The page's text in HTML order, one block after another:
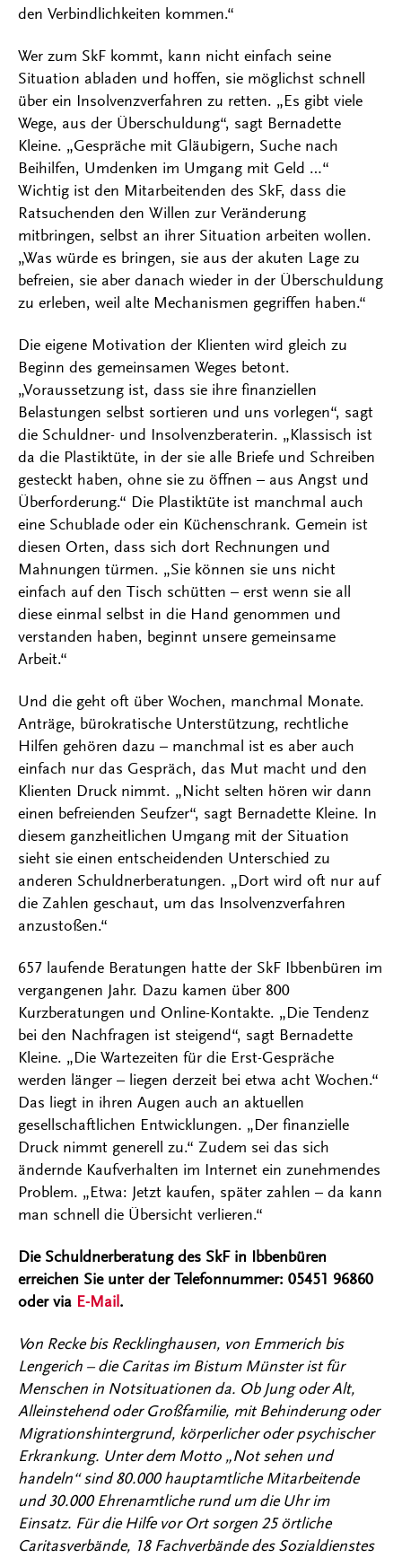
den Verbindlichkeiten kommen.“
Wer zum SkF kommt, kann nicht einfach seine
Situation abladen und hoffen, sie möglichst schnell
über ein Insolvenzverfahren zu retten. „Es gibt viele
Wege, aus der Überschuldung“, sagt Bernadette
Kleine. „Gespräche mit Gläubigern, Suche nach
Beihilfen, Umdenken im Umgang mit Geld …“
Wichtig ist den Mitarbeitenden des SkF, dass die
Ratsuchenden den Willen zur Veränderung
mitbringen, selbst an ihrer Situation arbeiten wollen.
„Was würde es bringen, sie aus der akuten Lage zu
befreien, sie aber danach wieder in der Überschuldung
zu erleben, weil alte Mechanismen gegriffen haben.“
Die eigene Motivation der Klienten wird gleich zu
Beginn des gemeinsamen Weges betont.
„Voraussetzung ist, dass sie ihre finanziellen
Belastungen selbst sortieren und uns vorlegen“, sagt
die Schuldner- und Insolvenzberaterin. „Klassisch ist
da die Plastiktüte, in der sie alle Briefe und Schreiben
gesteckt haben, ohne sie zu öffnen – aus Angst und
Überforderung.“ Die Plastiktüte ist manchmal auch
eine Schublade oder ein Küchenschrank. Gemein ist
diesen Orten, dass sich dort Rechnungen und
Mahnungen türmen. „Sie können sie uns nicht
einfach auf den Tisch schütten – erst wenn sie all
diese einmal selbst in die Hand genommen und
verstanden haben, beginnt unsere gemeinsame
Arbeit.“
Und die geht oft über Wochen, manchmal Monate.
Anträge, bürokratische Unterstützung, rechtliche
Hilfen gehören dazu – manchmal ist es aber auch
einfach nur das Gespräch, das Mut macht und den
Klienten Druck nimmt. „Nicht selten hören wir dann
einen befreienden Seufzer“, sagt Bernadette Kleine. In
diesem ganzheitlichen Umgang mit der Situation
sieht sie einen entscheidenden Unterschied zu
anderen Schuldnerberatungen. „Dort wird oft nur auf
die Zahlen geschaut, um das Insolvenzverfahren
anzustoßen.“
657 laufende Beratungen hatte der SkF Ibbenbüren im
vergangenen Jahr. Dazu kamen über 800
Kurzberatungen und Online-Kontakte. „Die Tendenz
bei den Nachfragen ist steigend“, sagt Bernadette
Kleine. „Die Wartezeiten für die Erst-Gespräche
werden länger – liegen derzeit bei etwa acht Wochen.“
Das liegt in ihren Augen auch an aktuellen
gesellschaftlichen Entwicklungen. „Der finanzielle
Druck nimmt generell zu.“ Zudem sei das sich
ändernde Kaufverhalten im Internet ein zunehmendes
Problem. „Etwa: Jetzt kaufen, später zahlen – da kann
man schnell die Übersicht verlieren.“
Die Schuldnerberatung des SkF in Ibbenbüren
erreichen Sie unter der Telefonnummer: 05451 96860
oder via E-Mail .
Von Recke bis Recklinghausen, von Emmerich bis
Lengerich – die Caritas im Bistum Münster ist für
Menschen in Notsituationen da. Ob Jung oder Alt,
Alleinstehend oder Großfamilie, mit Behinderung oder
Migrationshintergrund, körperlicher oder psychischer
Erkrankung. Unter dem Motto „Not sehen und
handeln“ sind 80.000 hauptamtliche Mitarbeitende
und 30.000 Ehrenamtliche rund um die Uhr im
Einsatz. Für die Hilfe vor Ort sorgen 25 örtliche
Caritasverbände, 18 Fachverbände des Sozialdienstes